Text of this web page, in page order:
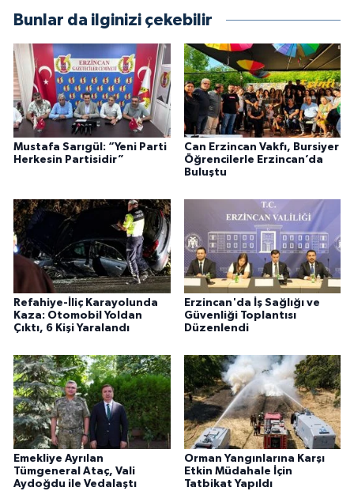
Bunlar da ilginizi çekebilir
Mustafa Sarıgül: “Yeni Parti
Herkesin Partisidir”
Can Erzincan Vakfı, Bursiyer
Öğrencilerle Erzincan’da
Buluştu
Refahiye-İliç Karayolunda
Kaza: Otomobil Yoldan
Çıktı, 6 Kişi Yaralandı
Erzincan'da İş Sağlığı ve
Güvenliği Toplantısı
Düzenlendi
Emekliye Ayrılan
Tümgeneral Ataç, Vali
Aydoğdu ile Vedalaştı
Orman Yangınlarına Karşı
Etkin Müdahale İçin
Tatbikat Yapıldı